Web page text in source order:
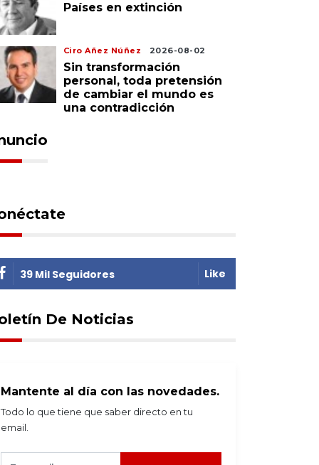
Países en extinción
Ciro Añez Núñez 2026-08-02
Sin transformación
personal, toda pretensión
de cambiar el mundo es
una contradicción
39 Mil Seguidores Like
De Noticias
Mantente al día con las novedades.
Todo lo que tiene que saber directo en tu
email.